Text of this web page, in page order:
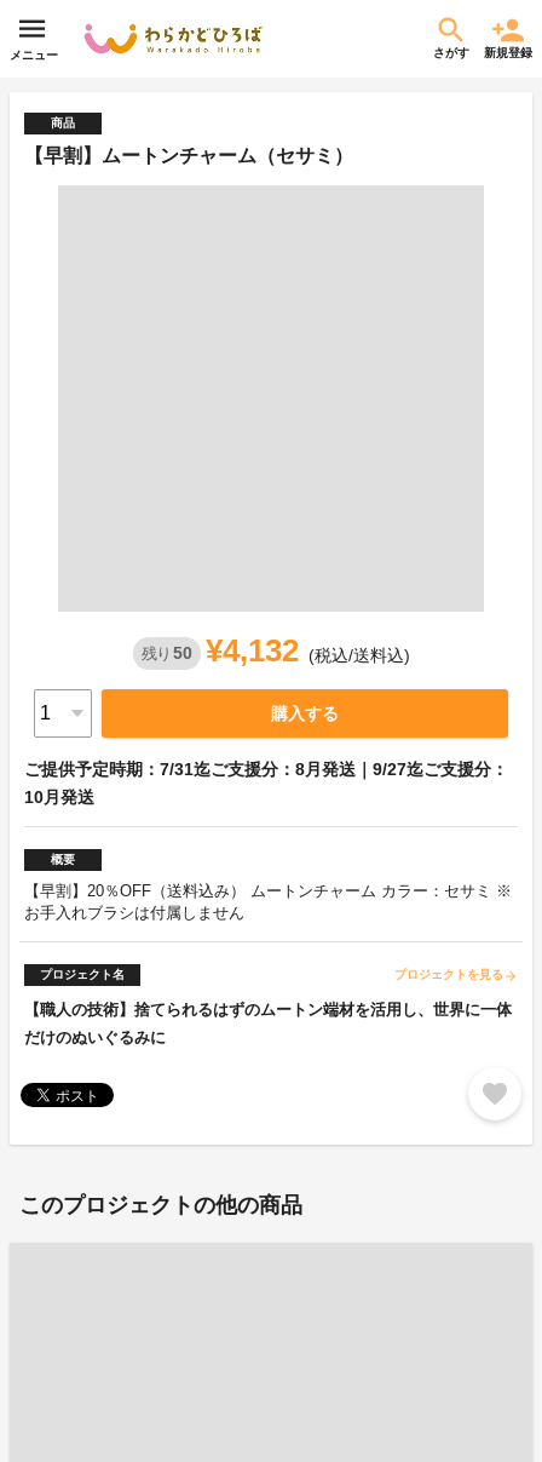
メニュー さがす 新規登録
商品
【早割】ムートンチャーム（セサミ）
残り 50 ¥4,132 (税込/送料込)
購入する
ご提供予定時期：7/31迄ご支援分：8月発送｜9/27迄ご支援分：
10月発送
概要
【早割】20％OFF（送料込み） ムートンチャーム カラー：セサミ ※
お手入れブラシは付属しません
プロジェクト名 プロジェクトを見る arrow_forward
【職人の技術】捨てられるはずのムートン端材を活用し、世界に一体
だけのぬいぐるみに
favorite
このプロジェクトの他の商品